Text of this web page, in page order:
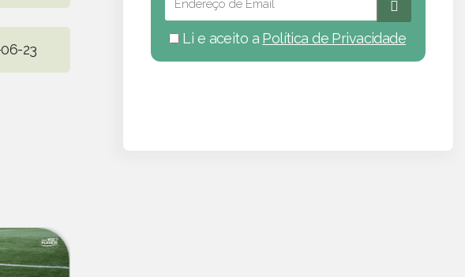
23
Li e aceito a Política de Privacidade